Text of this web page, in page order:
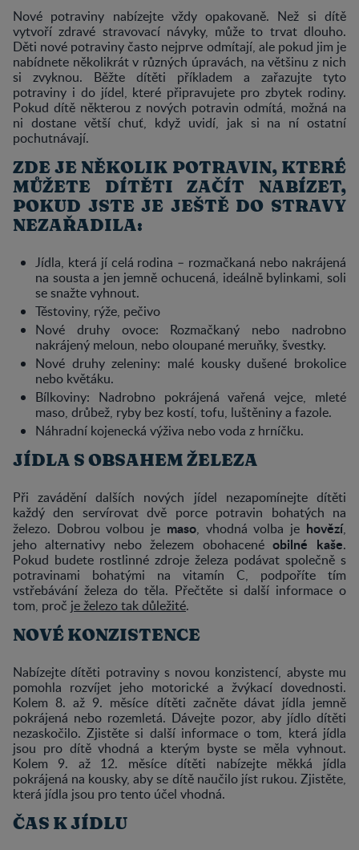
Nové potraviny nabízejte vždy opakovaně. Než si dítě
vytvoří zdravé stravovací návyky, může to trvat dlouho.
Děti nové potraviny často nejprve odmítají, ale pokud jim je
nabídnete několikrát v různých úpravách, na většinu z nich
si zvyknou. Běžte dítěti příkladem a zařazujte tyto
potraviny i do jídel, které připravujete pro zbytek rodiny.
Pokud dítě některou z nových potravin odmítá, možná na
ni dostane větší chuť, když uvidí, jak si na ní ostatní
pochutnávají.
ZDE JE NĚKOLIK POTRAVIN, KTERÉ
MŮŽETE DÍTĚTI ZAČÍT NABÍZET,
POKUD JSTE JE JEŠTĚ DO STRAVY
NEZAŘADILA:
Jídla, která jí celá rodina – rozmačkaná nebo nakrájená
na sousta a jen jemně ochucená, ideálně bylinkami, soli
se snažte vyhnout.
Těstoviny, rýže, pečivo
Nové druhy ovoce: Rozmačkaný nebo nadrobno
nakrájený meloun, nebo oloupané meruňky, švestky.
Nové druhy zeleniny: malé kousky dušené brokolice
nebo květáku.
Bílkoviny: Nadrobno pokrájená vařená vejce, mleté
maso, drůbež, ryby bez kostí, tofu, luštěniny a fazole.
Náhradní kojenecká výživa nebo voda z hrníčku.
JÍDLA S OBSAHEM ŽELEZA
Při zavádění dalších nových jídel nezapomínejte dítěti
každý den servírovat dvě porce potravin bohatých na
železo. Dobrou volbou je maso, vhodná volba je hovězí,
jeho alternativy nebo železem obohacenéobilné kaše.
Pokud budete rostlinné zdroje železa podávat společně s
potravinami bohatými na vitamín C, podpoříte tím
vstřebávání železa do těla. Přečtěte si další informace o
tom, proč je železo tak důležité.
NOVÉ KONZISTENCE
Nabízejte dítěti potraviny s novou konzistencí, abyste mu
pomohla rozvíjet jeho motorické a žvýkací dovednosti.
Kolem 8. až 9. měsíce dítěti začněte dávat jídla jemně
pokrájená nebo rozemletá. Dávejte pozor, aby jídlo dítěti
nezaskočilo. Zjistěte si další informace o tom, která jídla
jsou pro dítě vhodná a kterým byste se měla vyhnout.
Kolem 9. až 12. měsíce dítěti nabízejte měkká jídla
pokrájená na kousky, aby se dítě naučilo jíst rukou. Zjistěte,
která jídla jsou pro tento účel vhodná.
ČAS K JÍDLU